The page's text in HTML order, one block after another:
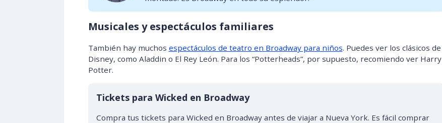
Musicales y espectáculos familiares
También hay muchos espectáculos de teatro en Broadway para niños. Puedes ver los clásicos de
Disney, como Aladdin o El Rey León. Para los “Potterheads”, por supuesto, recomiendo ver Harry
Potter.
Tickets para Wicked en Broadway
Compra tus tickets para Wicked en Broadway antes de viajar a Nueva York. Es fácil comprar